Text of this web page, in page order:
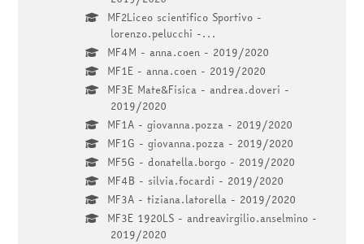
MF2Liceo scientifico Sportivo -
lorenzo.pelucchi -...
MF4M - anna.coen - 2019/2020
MF1E - anna.coen - 2019/2020
MF3E Mate&Fisica - andrea.doveri -
2019/2020
MF1A - giovanna.pozza - 2019/2020
MF1G - giovanna.pozza - 2019/2020
MF5G - donatella.borgo - 2019/2020
MF4B - silvia.focardi - 2019/2020
MF3A - tiziana.latorella - 2019/2020
MF3E 1920LS - andreavirgilio.anselmino -
2019/2020